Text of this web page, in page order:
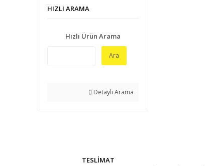
HIZLI ARAMA
Hızlı Ürün Arama
Ara
Detaylı Arama
TESLİMAT